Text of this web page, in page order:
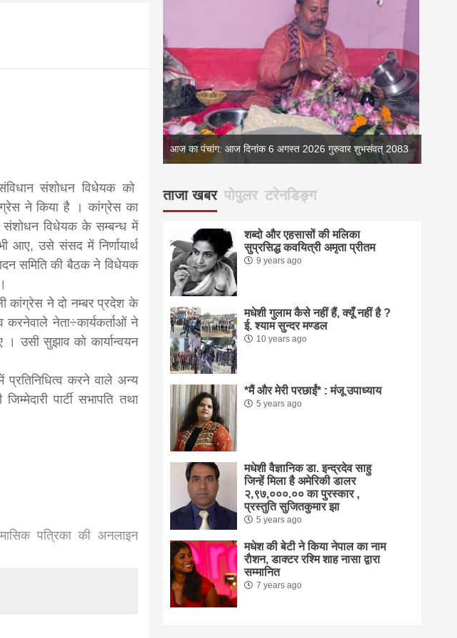
संशोधन विधेयक को
ने किया है । कांग्रेस का
संशोधन विधेयक के सम्बन्ध में
आए, उसे संसद में निर्णायार्थ
समिति की बैठक ने विधेयक
कांग्रेस ने दो नम्बर प्रदेश के
करनेवाले नेता÷कार्यकर्ताओं ने
उसी सुझाव को कार्यान्वयन
करने वाले अन्य
पार्टी सभापति तथा
मासिक पत्रिका की अनलाइन
आज का पंचांग: आज दिनांक 6 अगस्त 2026 गुरुवार शुभसंवत् 2083
ताजा खबर पोपुलर टरेनडिङ्ग
शब्दो और एहसासों की मलिका
सुप्रसिद्ध कवयित्री अमृता प्रीतम
9 years ago
मधेशी गुलाम कैसे नहीं हैं, क्यूँ नहीं है ?
ई. श्याम सुन्दर मण्डल
10 years ago
*मैं और मेरी परछाईं* : मंजू उपाध्याय
5 years ago
मधेशी वैज्ञानिक डा. इन्द्रदेव साहु
जिन्हें मिला है अमेरिकी डालर
२,९७,०००.०० का पुरस्कार ,
प्रस्तुति सुजितकुमार झा
5 years ago
मधेश की बेटी ने किया नेपाल का नाम
राैशन, डाक्टर रश्मि शाह नासा द्वारा
सम्मानित
7 years ago